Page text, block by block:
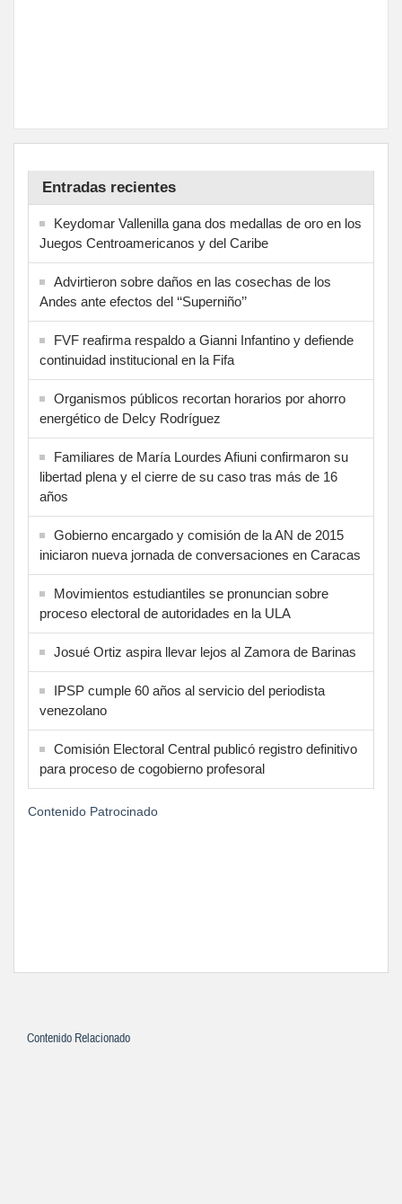
Entradas recientes
Keydomar Vallenilla gana dos medallas de oro en los
Juegos Centroamericanos y del Caribe
Advirtieron sobre daños en las cosechas de los
Andes ante efectos del ‘‘Superniño’’
FVF reafirma respaldo a Gianni Infantino y defiende
continuidad institucional en la Fifa
Organismos públicos recortan horarios por ahorro
energético de Delcy Rodríguez
Familiares de María Lourdes Afiuni confirmaron su
libertad plena y el cierre de su caso tras más de 16
años
Gobierno encargado y comisión de la AN de 2015
iniciaron nueva jornada de conversaciones en Caracas
Movimientos estudiantiles se pronuncian sobre
proceso electoral de autoridades en la ULA
Josué Ortiz aspira llevar lejos al Zamora de Barinas
IPSP cumple 60 años al servicio del periodista
venezolano
Comisión Electoral Central publicó registro definitivo
para proceso de cogobierno profesoral
Contenido Patrocinado
Contenido Relacionado